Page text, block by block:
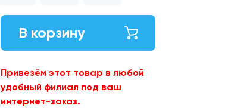
В корзину
Привезём этот товар в любой
удобный филиал под ваш
интернет-заказ.